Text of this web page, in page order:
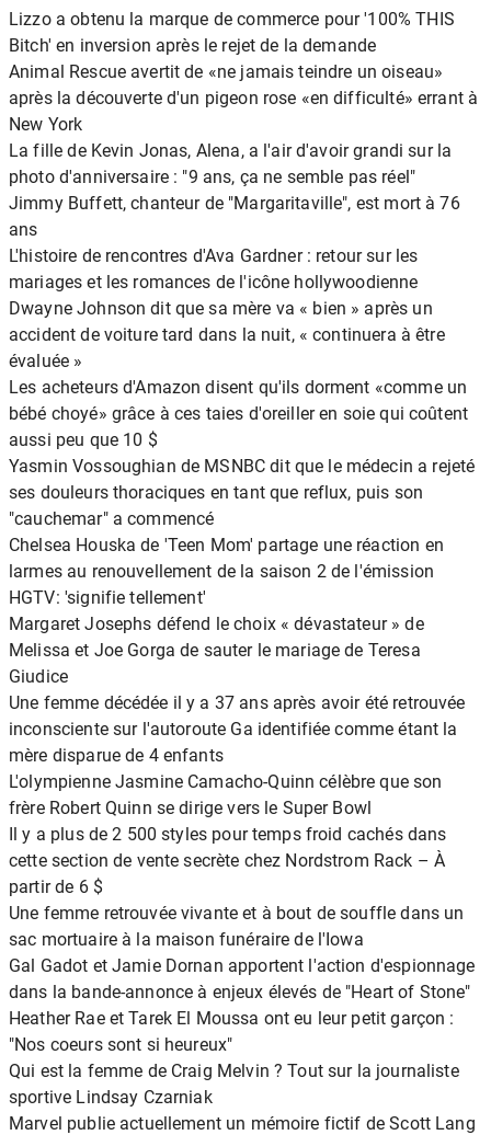
Lizzo a obtenu la marque de commerce pour '100% THIS
Bitch' en inversion après le rejet de la demande
Animal Rescue avertit de «ne jamais teindre un oiseau»
après la découverte d'un pigeon rose «en difficulté» errant à
New York
La fille de Kevin Jonas, Alena, a l'air d'avoir grandi sur la
photo d'anniversaire : "9 ans, ça ne semble pas réel"
Jimmy Buffett, chanteur de "Margaritaville", est mort à 76
ans
L'histoire de rencontres d'Ava Gardner : retour sur les
mariages et les romances de l'icône hollywoodienne
Dwayne Johnson dit que sa mère va « bien » après un
accident de voiture tard dans la nuit, « continuera à être
évaluée »
Les acheteurs d'Amazon disent qu'ils dorment «comme un
bébé choyé» grâce à ces taies d'oreiller en soie qui coûtent
aussi peu que 10 $
Yasmin Vossoughian de MSNBC dit que le médecin a rejeté
ses douleurs thoraciques en tant que reflux, puis son
"cauchemar" a commencé
Chelsea Houska de 'Teen Mom' partage une réaction en
larmes au renouvellement de la saison 2 de l'émission
HGTV: 'signifie tellement'
Margaret Josephs défend le choix « dévastateur » de
Melissa et Joe Gorga de sauter le mariage de Teresa
Giudice
Une femme décédée il y a 37 ans après avoir été retrouvée
inconsciente sur l'autoroute Ga identifiée comme étant la
mère disparue de 4 enfants
L'olympienne Jasmine Camacho-Quinn célèbre que son
frère Robert Quinn se dirige vers le Super Bowl
Il y a plus de 2 500 styles pour temps froid cachés dans
cette section de vente secrète chez Nordstrom Rack – À
partir de 6 $
Une femme retrouvée vivante et à bout de souffle dans un
sac mortuaire à la maison funéraire de l'Iowa
Gal Gadot et Jamie Dornan apportent l'action d'espionnage
dans la bande-annonce à enjeux élevés de "Heart of Stone"
Heather Rae et Tarek El Moussa ont eu leur petit garçon :
"Nos coeurs sont si heureux"
Qui est la femme de Craig Melvin ? Tout sur la journaliste
sportive Lindsay Czarniak
Marvel publie actuellement un mémoire fictif de Scott Lang